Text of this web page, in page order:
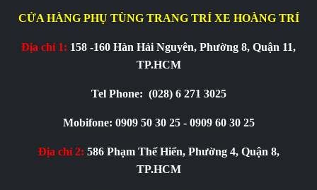
CỬA HÀNG PHỤ TÙNG TRANG TRÍ XE HOÀNG TRÍ
Địa chỉ 1: 158 -160 Hàn Hải Nguyên, Phường 8, Quận 11,
TP.HCM
Tel Phone: (028) 6 271 3025
Mobifone: 0909 50 30 25 - 0909 60 30 25
Địa chỉ 2: 586 Phạm Thế Hiển, Phường 4, Quận 8,
TP.HCM